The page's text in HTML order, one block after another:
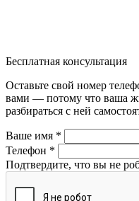
Бесплатная консультация
Оставьте свой номер
вами — потому что ваша
разбираться с ней
Ваше имя *
Телефон *
Подтвердите, что вы не